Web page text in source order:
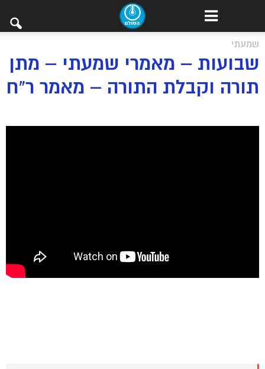
שמעתי
שבועות – מאמרי שמעתי – מתן
תורה וקבלת התורה – מאמר ר”ח